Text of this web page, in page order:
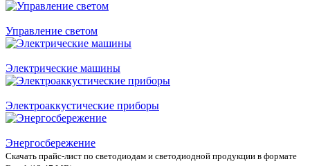
Управление светом
Электрические машины
Электроаккустические приборы
Энергосбережение
Скачать прайс-лист по светодиодам и светодиодной продукции в формате